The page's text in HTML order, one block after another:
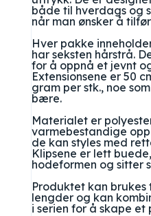
både til hverdags og
når man ønsker å
Hver pakke
har seksten hårstrå.
for å oppnå et jevnt
Extensionsene er 50
gram per stk., noe
bære.
Materialet er
varmebestandige
de kan styles med
Klipsene er lett
hodeformen og sitter
Produktet kan
lengder og kan
i serien for å skape et